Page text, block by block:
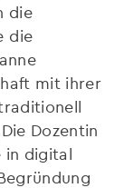
die
die
mit ihrer
Dozentin
in digital